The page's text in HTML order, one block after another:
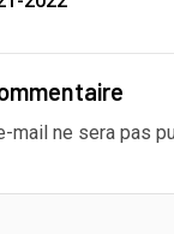
mail ne sera pas